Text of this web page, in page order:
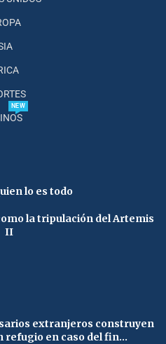
NEW
lo es todo
la tripulación del Artemis
II
extranjeros construyen
refugio en caso del fin...